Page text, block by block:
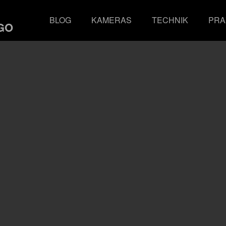
BLOG KAMERAS TECHNIK